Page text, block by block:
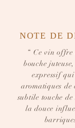
NOTE DE
“ Ce vin offre
bouche
expressif
aromatiques de
subtile touche
la douce